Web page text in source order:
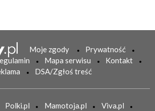
Moje zgody
Prywatność
Mapa serwisu
Kontakt
DSA/Zgłoś treść
Polki.pl Mamotoja.pl
Viva.pl